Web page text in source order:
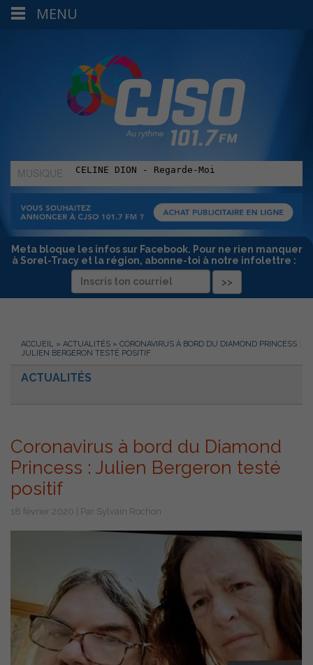
MUSIQUE
:
Meta bloque les infos sur Facebook. Pour ne rien manquer
à Sorel-Tracy et la région, abonne-toi à notre infolettre :
ACCUEIL » ACTUALITÉS » CORONAVIRUS À BORD DU DIAMOND PRINCESS :
JULIEN BERGERON TESTÉ POSITIF
ACTUALITÉS
Coronavirus à bord du Diamond
Princess : Julien Bergeron testé
positif
18 février 2020 | Par Sylvain Rochon
MENU